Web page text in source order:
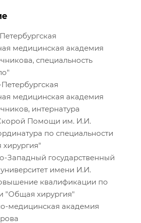
медицинская академия
специальность
Петербургская
медицинская академия
интернатура
Помощи им. И.И.
по специальности
хирургия"
Западный государственный
имени И.И.
квалификации по
"Общая хирургия"
медицинская академия